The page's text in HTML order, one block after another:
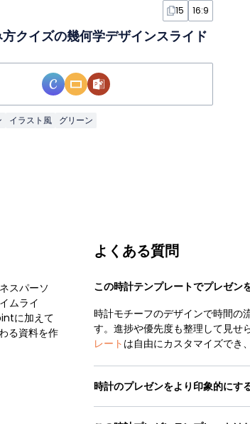
15 16:9
クイズの幾何学デザインスライド
イラスト風 グリーン
スパーソ
ムライ
に加えて
る資料を作
よくある質問
この時計テンプレートでプレゼン
時計モチーフのデザインで時間の
す。進捗や優先度も整理して見せ
レート は自由にカスタマイズでき
時計のプレゼンをより印象的にす